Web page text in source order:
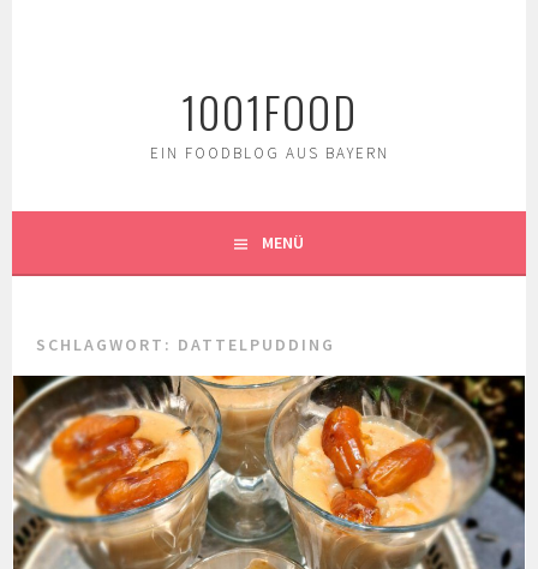
1001FOOD
EIN FOODBLOG AUS BAYERN
MENÜ
SCHLAGWORT: DATTELPUDDING